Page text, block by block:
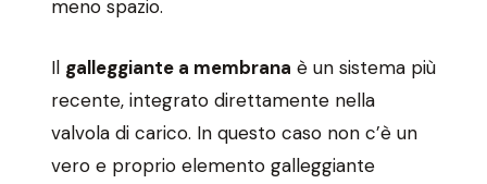
meno spazio.
Il galleggiante a membrana è un sistema più
recente, integrato direttamente nella
valvola di carico. In questo caso non c’è un
vero e proprio elemento galleggiante